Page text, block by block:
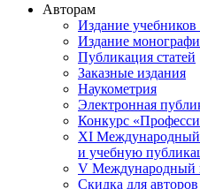
Авторам
Издание
Издание
Публикация статей
Заказные издания
Наукометрия
Электронная
Конкурс
XI
и учебную
V Международный
Скидка для авторов